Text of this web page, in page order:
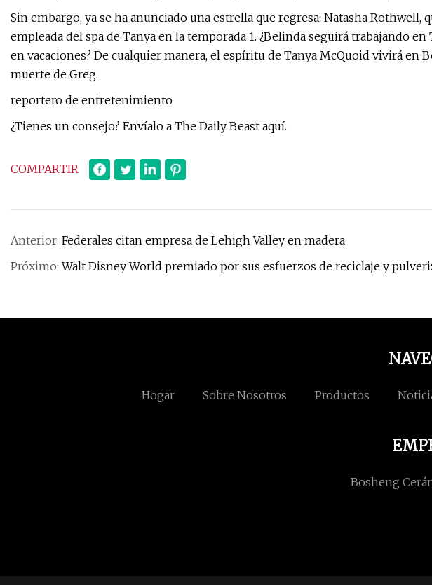
Sin embargo, ya se ha anunciado una estrella que regresa: Natasha
empleada del spa de Tanya en la temporada 1. ¿Belinda seguirá trabajando
en vacaciones? De cualquier manera, el espíritu de Tanya McQuoid vivirá en
muerte de Greg.
reportero de entretenimiento
¿Tienes un consejo? Envíalo a The Daily Beast aquí.
COMPARTIR
Anterior: Federales citan empresa de Lehigh Valley en madera
Próximo:Walt Disney World premiado por sus esfuerzos de reciclaje y
Hogar Sobre Nosotros Productos
Bosheng